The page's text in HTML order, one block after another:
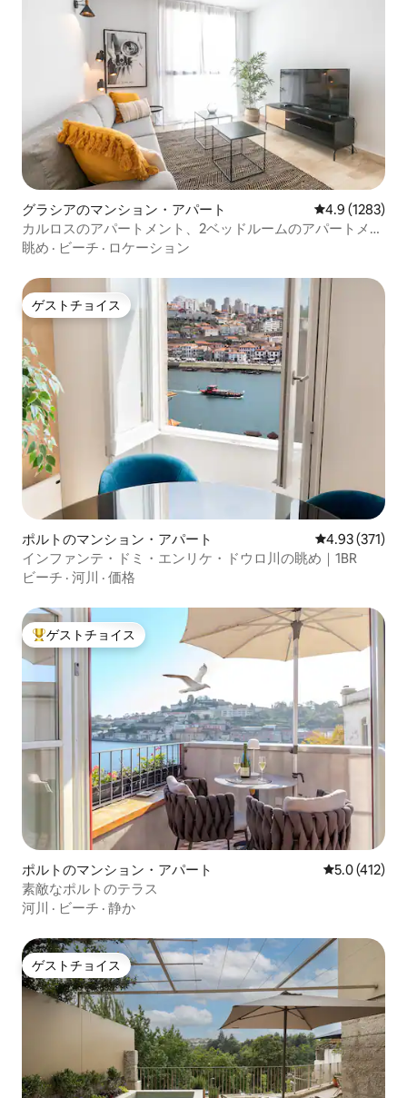
グラシアのマンション・アパート レビュー1283
4.9 (1283)
カルロスのアパートメント、2ベッドルームのアパートメン
ト...
眺め · ビーチ · ロケーション
ゲストチョイス
ゲストチョイス
ポルトのマンション・アパート レビュー371
4.93 (371)
インファンテ・ドミ・エンリケ・ドウロ川の眺め｜1BR
ビーチ · 河川 · 価格
大好評のゲストチョイスです。
ゲストチョイス
ポルトのマンション・アパート レビュー412
5.0 (412)
素敵なポルトのテラス
河川 · ビーチ · 静か
ゲストチョイス
ゲストチョイス